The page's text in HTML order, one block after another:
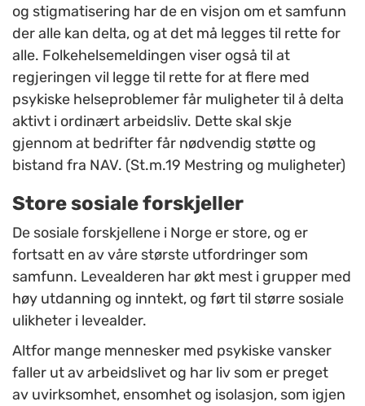
og stigmatisering har de en visjon om et samfunn
der alle kan delta, og at det må legges til rette for
alle. Folkehelsemeldingen viser også til at
regjeringen vil legge til rette for at flere med
psykiske helseproblemer får muligheter til å delta
aktivt i ordinært arbeidsliv. Dette skal skje
gjennom at bedrifter får nødvendig støtte og
bistand fra NAV. (St.m.19 Mestring og muligheter)
Store sosiale forskjeller
De sosiale forskjellene i Norge er store, og er
fortsatt en av våre største utfordringer som
samfunn. Levealderen har økt mest i grupper med
høy utdanning og inntekt, og ført til større sosiale
ulikheter i levealder.
Altfor mange mennesker med psykiske vansker
faller ut av arbeidslivet og har liv som er preget
av uvirksomhet, ensomhet og isolasjon, som igjen